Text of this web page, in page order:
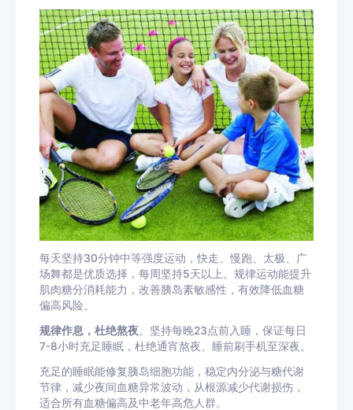
每天坚持30分钟中等强度运动，快走、慢跑、太极、广
场舞都是优质选择，每周坚持5天以上。规律运动能提升
肌肉糖分消耗能力，改善胰岛素敏感性，有效降低血糖
偏高风险。
规律作息，杜绝熬夜。坚持每晚23点前入睡，保证每日
7-8小时充足睡眠，杜绝通宵熬夜、睡前刷手机至深夜。
充足的睡眠能修复胰岛细胞功能，稳定内分泌与糖代谢
节律，减少夜间血糖异常波动，从根源减少代谢损伤，
适合所有血糖偏高及中老年高危人群。